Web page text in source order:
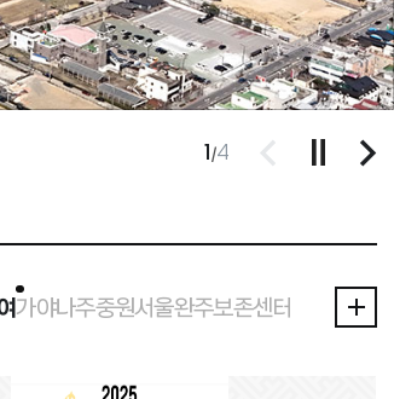
1/4 이전 다음
재생/멈춤
가야나주중원서울완주보존센터 부여